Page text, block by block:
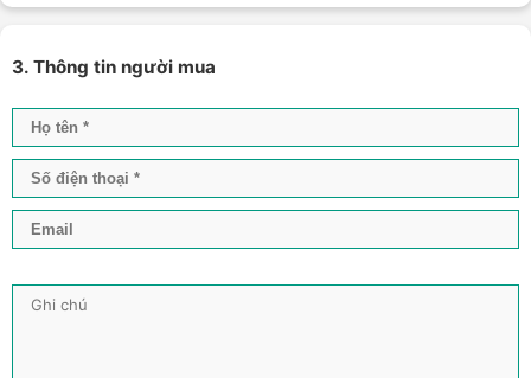
3. Thông tin người mua